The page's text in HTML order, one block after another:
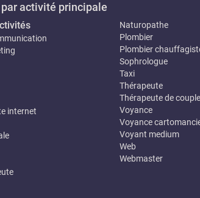
par activité principale
internet
Naturopathe
Plombier
Plombier
Sophrologue
Taxi
Thérapeute
Thérapeute de couple
Voyance
Voyance
Voyant medium
Web
Webmaster